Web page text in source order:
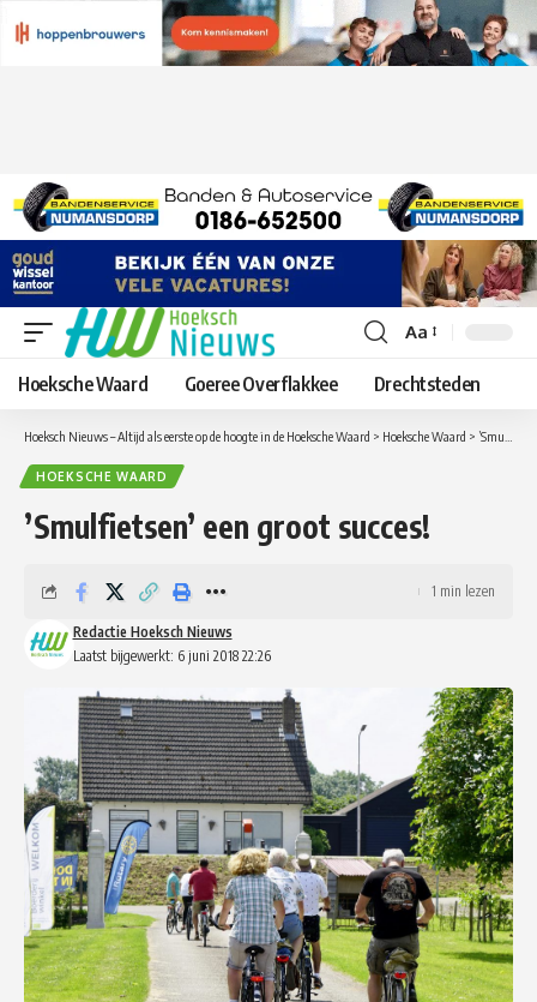
Lettergrootte
aanpassen
Aa
Hoeksche Waard Goeree Overflakkee Drechtsteden
Hoeksch Nieuws – Altijd als eerste op de hoogte in de Hoeksche Waard > Hoeksche Waard > ’Smulfietsen’ een groot succes!
HOEKSCHE WAARD
’Smulfietsen’ een groot succes!
Laatst bijgewerkt: 6 juni 2018 22:26
Redactie Hoeksch Nieuws
1 min lezen